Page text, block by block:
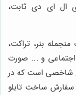
ال ای دی ثابت،
بنر، تراکت،
و ... صورت
شاخصی است که در
سفارش ساخت تابلو